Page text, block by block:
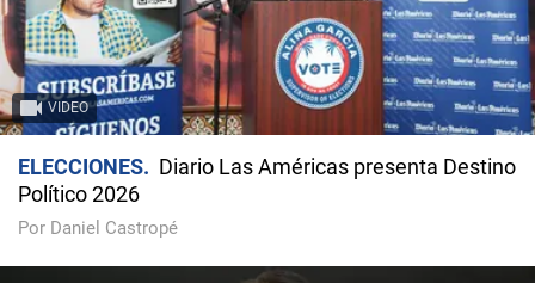
VIDEO
ELECCIONES
Diario Las Américas presenta Destino
Político 2026
Por Daniel Castropé